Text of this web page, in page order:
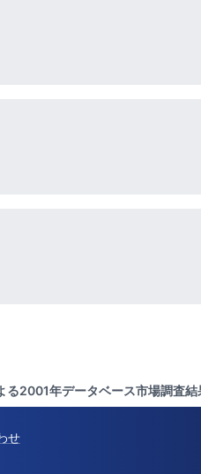
2001年データベース市場調査結
せ